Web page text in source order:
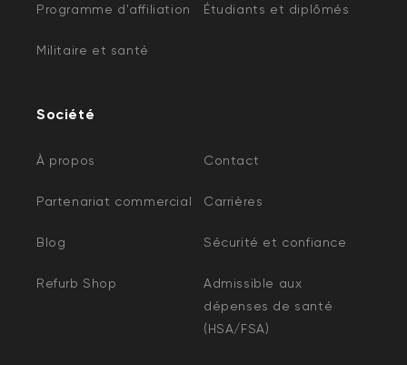
Programme d'affiliation Étudiants et diplômés
Militaire et santé
Société
À propos Contact
Partenariat commercial Carrières
Blog Sécurité et confiance
Refurb Shop
Admissible aux
dépenses de santé
(HSA/FSA)